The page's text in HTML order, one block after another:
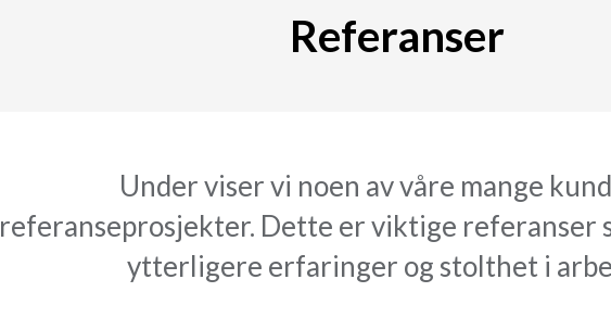
Referanser
Under viser vi noen av våre mange
referanseprosjekter. Dette er viktige referanser
ytterligere erfaringer og stolthet i